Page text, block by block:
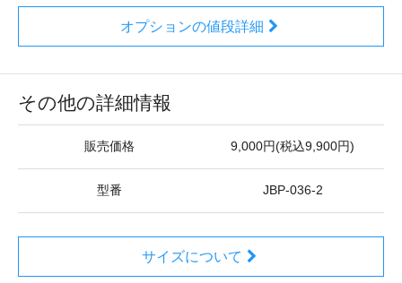
オプションの値段詳細
その他の詳細情報
販売価格 9,000円(税込9,900円)
型番 JBP-036-2
サイズについて